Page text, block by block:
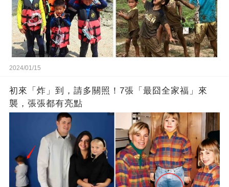
2024/01/15
初來「炸」到，請多關照！7張「最囧全家福」來
襲，張張都有亮點